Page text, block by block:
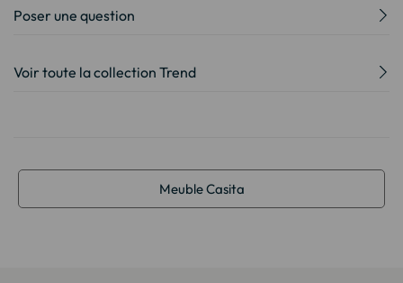
Poser une question
Voir toute la collection Trend
Meuble Casita